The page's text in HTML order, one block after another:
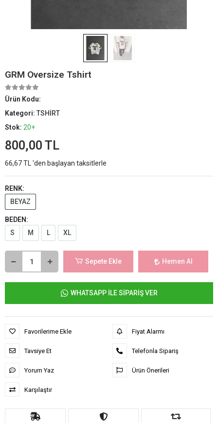
GRM Oversize Tshirt
Ürün Kodu:
Kategori: TSHİRT
Stok: 20+
800,00 TL
66,67 TL 'den başlayan taksitlerle
RENK:
BEYAZ
BEDEN:
S
M L XL
Sepete Ekle Hemen Al
WHATSAPP İLE SİPARİŞ VER
Favorilerime Ekle
Tavsiye Et
Yorum Yaz
Karşılaştır
Fiyat Alarmı
Telefonla Sipariş
Ürün Önerileri